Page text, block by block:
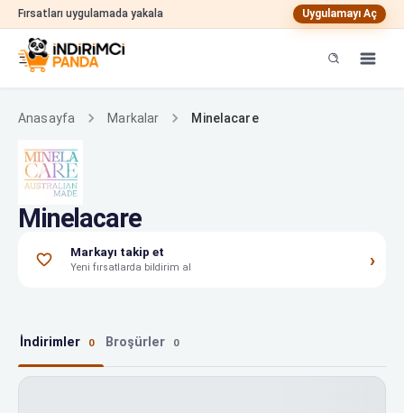
Fırsatları uygulamada yakala Uygulamayı Aç
Anasayfa Markalar Minelacare
Minelacare
Markayı takip et
Yeni fırsatlarda bildirim al ›
İndirimler 0 Broşürler 0
Minelacare indirimleri